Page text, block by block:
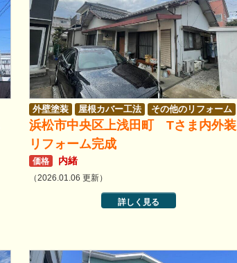
浜松市中央区上浅田町 Tさま内外装
リフォーム完成
価格 内緒
（2026.01.06 更新）
詳しく見る
外壁塗装 屋根カバー工法 その他のリフォーム